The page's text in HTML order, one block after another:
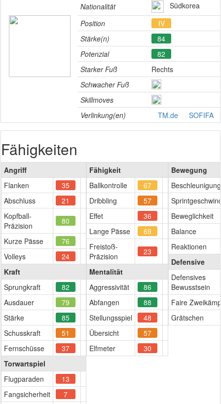
Nationalität
Südkorea
Position
IV
Stärke(n)
84
Potenzial
82
Starker Fuß
Rechts
Schwacher Fuß
Skillmoves
Verlinkung(en)
TM.de SOFIFA
Fähigkeiten
Angriff
Flanken
35
Abschluss
21
Kopfball-
Präzision
80
Kurze Pässe
76
Volleys
24
Kraft
Sprungkraft
82
Ausdauer
79
Stärke
85
Schusskraft
51
Fernschüsse
37
Torwartspiel
Flugparaden
13
Fangsicherheit
7
Fähigkeit
Ballkontrolle
67
Dribbling
57
Effet
36
Lange Pässe
69
Freistoß-
Präzision
23
Mentalität
Aggressivität
86
Abfangen
88
Stellungsspiel
48
Übersicht
57
Elfmeter
30
Bewegung
Beschleunigung
Beweglichkeit
Balance
Reaktionen
Defensive
Defensives
Bewusstsein
Faire
Grätschen